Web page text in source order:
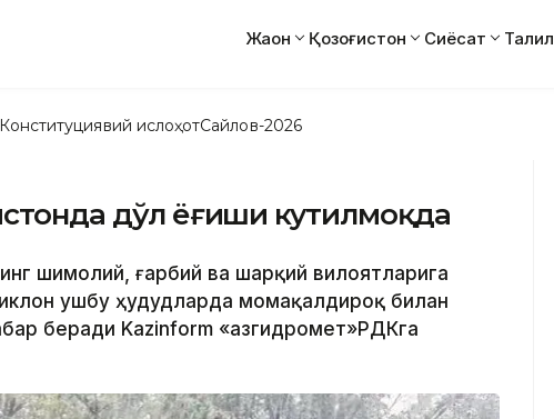
Жаҳон Қозоғистон Сиёсат Таҳлил
Конституциявий ислоҳотСайлов-2026
дўл ёғиши кутилмоқда
шимолий, ғарбий ва шарқий вилоятларига
ушбу ҳудудларда момақалдироқ билан
беради Kazinform «Қазгидромет»РДКга